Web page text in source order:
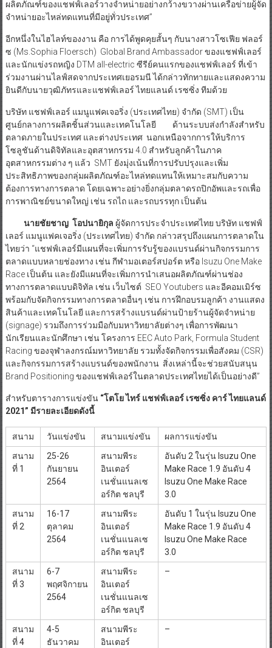
ผลิตภัณฑ์ของแชฟฟ์เลอร์วางจำหน่ายอย่างกว้างขวางผ่านเครือข่ายผู้จัด
จำหน่ายอะไหล่ทดแทนที่มีอยู่ทั่วประเทศ”
อีกหนึ่งในไฮไลท์ของงาน คือ การได้พูดคุยสั้นๆ กับนางสาวโซเฟีย ฟลอร์
ซ (Ms.Sophia Floersch) Global Brand Ambassador ของแชฟฟ์เลอร์
และนักแข่งรถหญิง DTM all-electric ซีรีย์คนแรกของแชฟฟ์เลอร์ ที่เข้า
ร่วมงานผ่านไลฟ์สดจากประเทศเยอรมนี ได้กล่าวทักทายและแสดงความ
ยินดีกับนายวุฒิภัทรและแชฟฟ์เลอร์ ไทยแลนด์ เรซซิ่ง ทีมด้วย
บริษัท แชฟฟ์เลอร์ แมนูแฟคเจอริ่ง (ประเทศไทย) จำกัด (SMT) เป็น
ศูนย์กลางการผลิตชิ้นส่วนและเทคโนโลยี ด้านระบบส่งกำลังสำหรับ
ตลาดภายในประเทศ และต่างประเทศ นอกเหนือจากการให้บริการ
โซลูชันด้านดิจิทัลและอุตสาหกรรม 4.0 สำหรับลูกค้าในภาค
อุตสาหกรรมต่าง ๆ แล้ว SMT ยังมุ่งเน้นที่การปรับปรุงและเพิ่ม
ประสิทธิภาพของกลุ่มผลิตภัณฑ์อะไหล่ทดแทนให้เหมาะสมกับความ
ต้องการทางการตลาด โดยเฉพาะอย่างยิ่งกลุ่มตลาดรถปิกอัพและรถเพื่อ
การพาณิชย์ขนาดใหญ่ เช่น รถไถ และรถบรรทุก เป็นต้น
นายชัยชาญ โอปนายิกุล ผู้จัดการประจำประเทศไทย บริษัท แชฟฟ์
เลอร์ แมนูแฟคเจอริ่ง (ประเทศไทย) จำกัด กล่าวสรุปถึงแผนการตลาดใน
ไทยว่า “แชฟฟ์เลอร์มีแผนที่จะเพิ่มการรับรู้ของแบรนด์ผ่านกิจกรรมการ
ตลาดแบบหลายช่องทาง เช่น กีฬามอเตอร์สปอร์ต หรือ Isuzu One Make
Race เป็นต้น และยังมีแผนที่จะเพิ่มการนำเสนอผลิตภัณฑ์ผ่านช่อง
ทางการตลาดแบบดิจิทัล เช่น เว็บไซต์ SEO Youtubers และอีคอมเมิร์ซ
พร้อมกับจัดกิจกรรมทางการตลาดอื่นๆ เช่น การฝึกอบรมลูกค้า งานแสดง
สินค้าและเทคโนโลยี และการสร้างแบรนด์ผ่านป้ายร้านผู้จัดจำหน่าย
(signage) รวมถึงการร่วมมือกับมหาวิทยาลัยต่างๆ เพื่อการพัฒนา
นักเรียนและนักศึกษา เช่น โครงการ EEC Auto Park, Formula Student
Racing ของจุฬาลงกรณ์มหาวิทยาลัย รวมทั้งจัดกิจกรรมเพื่อสังคม (CSR)
และกิจกรรมการสร้างแบรนด์ของพนักงาน สิ่งเหล่านี้จะช่วยสนับสนุน
Brand Positioning ของแชฟฟ์เลอร์ในตลาดประเทศไทยได้เป็นอย่างดี”
สำหรับตารางการแข่งขัน “โตโย ไทร์ แชฟฟ์เลอร์ เรซซิ่ง คาร์ ไทยแลนด์
2021” มีรายละเอียดดังนี้
สนาม วันแข่งขัน สนามแข่งขัน
ผลการแข่งขัน
สนาม
ที่ 1
25-26
กันยายน
2564
สนามพีระ
อินเตอร์
เนชั่นแนลเซ
อร์กิต ชลบุรี
อันดับ 2 ในรุ่น Isuzu One
Make Race 1.9 อันดับ 4
Isuzu One Make Race
3.0
สนาม
ที่ 2
16-17
ตุลาคม
2564
สนามพีระ
อินเตอร์
เนชั่นแนลเซ
อร์กิต ชลบุรี
อันดับ 1 ในรุ่น Isuzu One
Make Race 1.9 อันดับ 4
Isuzu One Make Race
3.0
สนาม
ที่ 3
6-7
พฤศจิกายน
2564
สนามพีระ
อินเตอร์
เนชั่นแนลเซ
อร์กิต ชลบุรี
–
สนาม
ที่ 4
4-5
ธันวาคม
สนามพีระ
อินเตอร์
–